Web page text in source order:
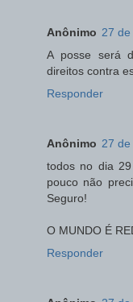
Anônimo 27
A posse será
direitos contra
Responder
Anônimo 27
todos no dia
pouco não
Seguro!
O MUNDO É
Responder